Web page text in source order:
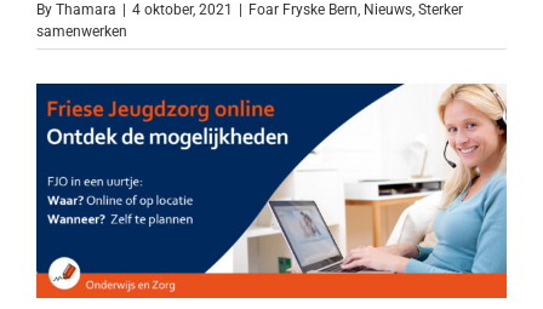
By Thamara 4 oktober, 2021 Foar Fryske Bern, Nieuws, Sterker
samenwerken